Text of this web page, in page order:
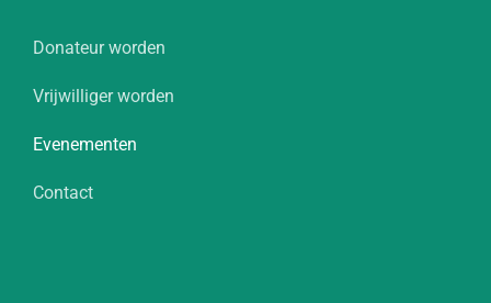
Donateur worden
Vrijwilliger worden
Evenementen
Contact